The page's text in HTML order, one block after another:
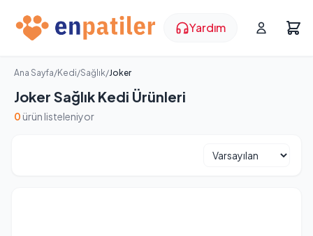
Yardım
Ana Sayfa/Kedi/Sağlık/Joker
Joker Sağlık Kedi Ürünleri
0 ürün listeleniyor